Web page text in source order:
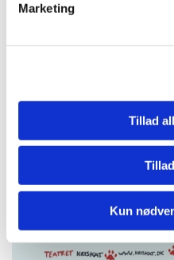
Marketing
Tillad
Kun